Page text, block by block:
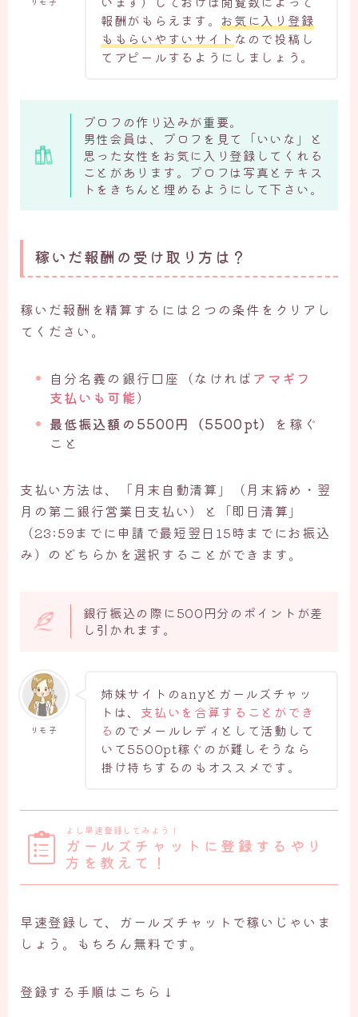
報酬がもらえます。 お気に入り登録
ももらいやすいサイト なので投稿し
てアピールするようにしましょう。
プロフの作り込みが重要。
男性会員は、プロフを見て「いいな」と
思った女性をお気に入り登録してくれる
ことがあります。プロフは写真とテキス
トをきちんと埋めるようにして下さい。
稼いだ報酬の受け取り方は？
稼いだ報酬を精算するには２つの条件をクリアし
てください。
自分名義の銀行口座（なければ アマギフ
支払いも可能）
最低振込額の5500円（5500pt）
を稼ぐ
こと
支払い方法は、「月末自動清算」（月末締め・翌
月の第二銀行営業日支払い）と「即日清算」
（23:59までに申請で最短翌日15時までにお振込
み）のどちらかを選択することができます。
銀行振込の際に500円分のポイントが差
し引かれます。
リモ子
姉妹サイトのanyとガールズチャッ
トは、 支払いを合算することができ
る のでメールレディとして活動して
いて5500pt稼ぐのが難しそうなら
掛け持ちするのもオススメです。
よし早速登録してみよう！
ガールズチャットに登録するやり
方を教えて！
早速登録して、ガールズチャットで稼いじゃいま
しょう。もちろん無料です。
登録する手順はこちら↓